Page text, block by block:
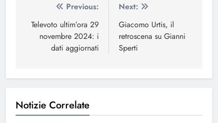
Navigazione
articoli
Previous:
Televoto ultim’ora 29
novembre 2024: i
dati aggiornati
Next:
Giacomo Urtis, il
retroscena su Gianni
Sperti
Notizie Correlate